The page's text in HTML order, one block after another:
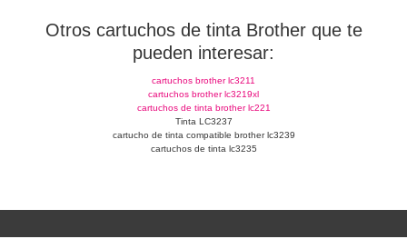
Otros cartuchos de tinta Brother que te
pueden interesar:
cartuchos brother lc3211
cartuchos brother lc3219xl
cartuchos de tinta brother lc221
Tinta LC3237
cartucho de tinta compatible brother lc3239
cartuchos de tinta lc3235